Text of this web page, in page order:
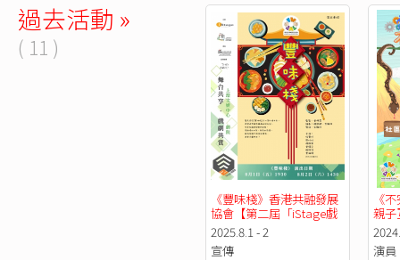
過去活動 »
( 11 )
《豐味棧》香港共融發展
協會【第二屆「iStage戲
劇節」】
2025.8.1 - 2
宣傳
《
親
演員